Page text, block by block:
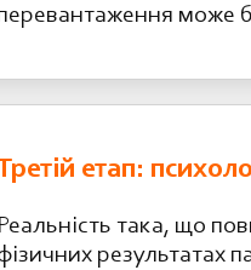
може
етап:
Реальність така, що
результатах